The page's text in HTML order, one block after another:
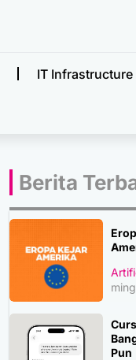
IT Infrastructure
Berita
Pun